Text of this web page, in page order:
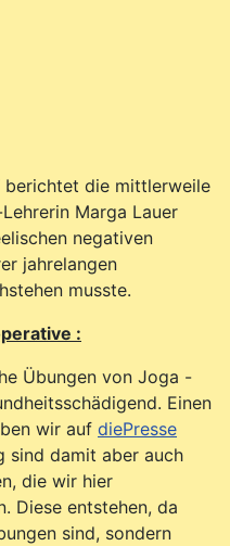
berichtet die mittlerweile
Marga Lauer
negativen
jahrelangen
musste.
:
Übungen von Joga -
Einen
wir auf diePresse
sind damit aber auch
die wir hier
Diese entstehen, da
sind, sondern